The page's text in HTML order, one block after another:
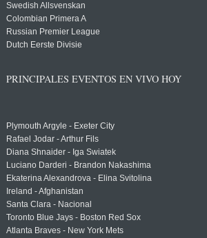
Swedish Allsvenskan
Colombian Primera A
Russian Premier League
Dutch Eerste Divisie
PRINCIPALES EVENTOS EN VIVO HOY
Plymouth Argyle - Exeter City
Rafael Jodar - Arthur Fils
Diana Shnaider - Iga Swiatek
Luciano Darderi - Brandon Nakashima
Ekaterina Alexandrova - Elina Svitolina
Ireland - Afghanistan
Santa Clara - Nacional
Toronto Blue Jays - Boston Red Sox
Atlanta Braves - New York Mets